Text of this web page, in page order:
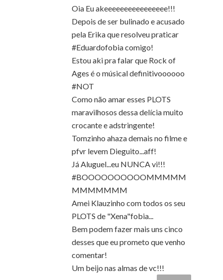
Oia Eu akeeeeeeeeeeeeeeee!!!
Depois de ser bulinado e acusado
pela Erika que resolveu praticar
#Eduardofobia comigo!
Estou aki pra falar que Rock of
Ages é o músical definitivoooooo
#NOT
Como não amar esses PLOTS
maravilhosos dessa delícia muito
crocante e adstringente!
Tomzinho ahaza demais no filme e
pfvr levem Dieguito...aff!
Já Aluguel...eu NUNCA vi!!!
#BOOOOOOOOOOMMMMM
MMMMMMM
Amei Klauzinho com todos os seu
PLOTS de "Xena"fobia...
Bem podem fazer mais uns cinco
desses que eu prometo que venho
comentar!
Um beijo nas almas de vc!!!